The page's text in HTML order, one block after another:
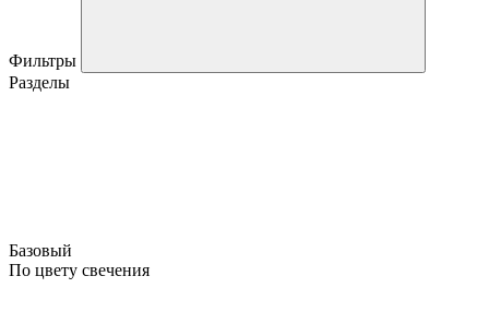
Фильтры
Разделы
Базовый
По цвету свечения